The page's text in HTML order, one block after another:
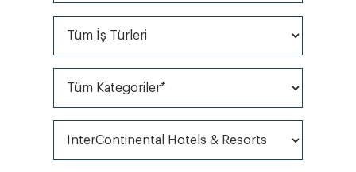
Tüm Kategoriler*